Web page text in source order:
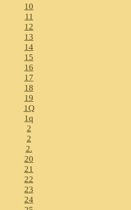
10
11
12
13
14
15
16
17
18
19
1Q
1q
2
2
2.
20
21
22
23
24